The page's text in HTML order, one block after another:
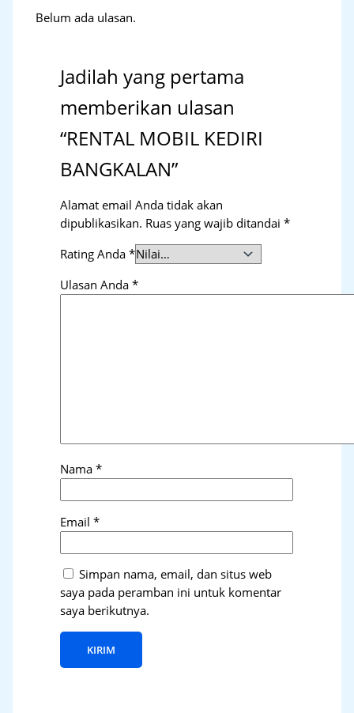
Belum ada ulasan.
Jadilah yang pertama
memberikan ulasan
“RENTAL MOBIL KEDIRI
BANGKALAN”
Alamat email Anda tidak akan
dipublikasikan. Ruas yang wajib ditandai*
Rating Anda*
Ulasan Anda*
Nama*
Email*
Simpan nama, email, dan situs web
saya pada peramban ini untuk komentar
saya berikutnya.